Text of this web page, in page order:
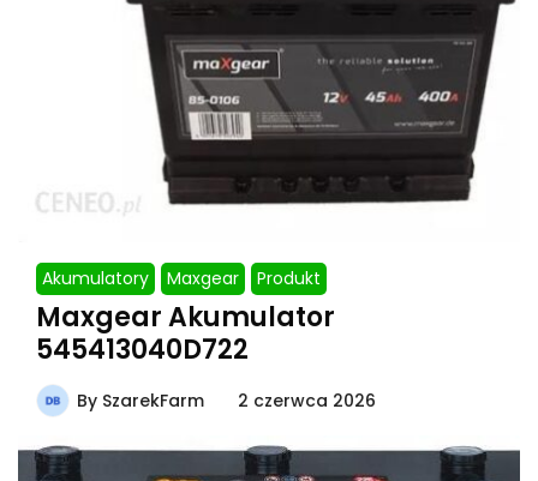
Akumulatory Maxgear Produkt
Maxgear Akumulator
545413040D722
By SzarekFarm 2 czerwca 2026